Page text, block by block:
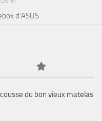
d’ASUS
du bon vieux matelas